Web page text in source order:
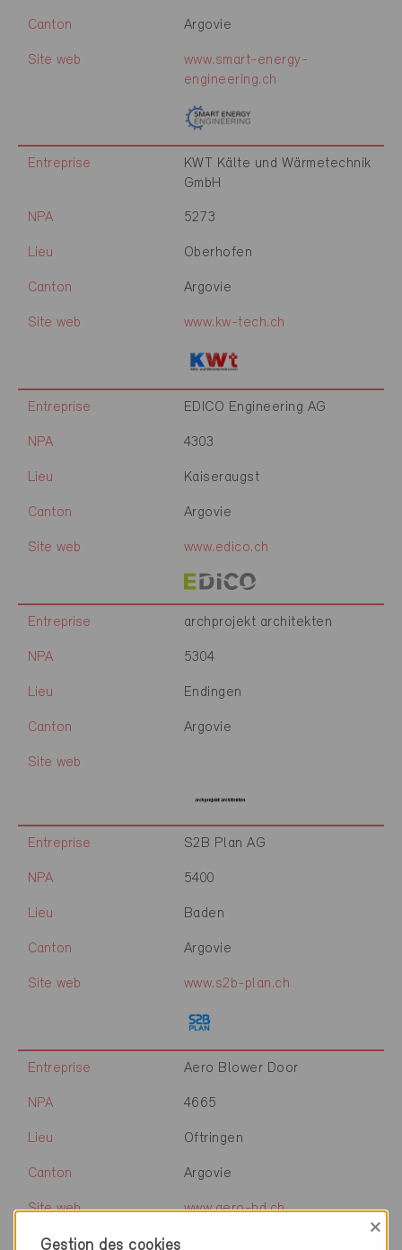
Canton Argovie
Site web
www.smart-energy-
engineering.ch
Entreprise
KWT Kälte und Wärmetechnik
GmbH
NPA 5273
Lieu Oberhofen
Canton Argovie
Site web www.kw-tech.ch
Entreprise EDICO Engineering AG
NPA 4303
Lieu Kaiseraugst
Canton Argovie
Site web www.edico.ch
Entreprise archprojekt architekten
NPA 5304
Lieu Endingen
Canton Argovie
Site web
Entreprise S2B Plan AG
NPA 5400
Lieu Baden
Canton Argovie
Site web www.s2b-plan.ch
Entreprise Aero Blower Door
NPA 4665
Lieu Oftringen
Canton Argovie
Site web www.aero-bd.ch
Gestion des cookies
×